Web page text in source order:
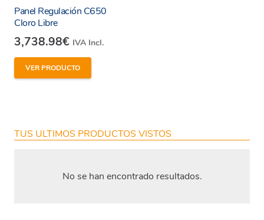
Panel Regulación C650
Cloro Libre
3,738.98€ IVA Incl.
VER PRODUCTO
TUS ULTIMOS PRODUCTOS VISTOS
No se han encontrado resultados.